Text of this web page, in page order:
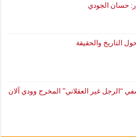
الجودي
غير العقلاني” المخرج وودي آلان